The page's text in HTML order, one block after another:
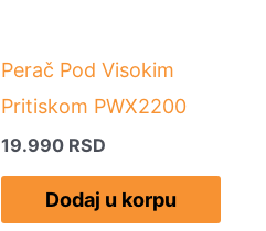
Perač Pod Visokim
Pritiskom PWX2200
19.990 RSD
Dodaj u korpu